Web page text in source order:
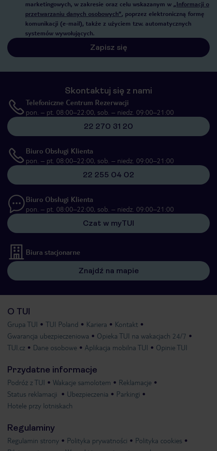
marketingowych, w zakresie oraz celu wskazanym w „Informacji o
przetwarzaniu danych osobowych”, poprzez elektroniczną formę
komunikacji (e-mail), także z użyciem tzw. automatycznych
systemów wywołujących.
Zapisz się
Skontaktuj się z nami
Telefoniczne Centrum Rezerwacji
pon. – pt. 08:00–22:00, sob. – niedz. 09:00–21:00
22 270 31 20
Biuro Obsługi Klienta
pon. – pt. 08:00–22:00, sob. – niedz. 09:00–21:00
22 255 04 02
Biuro Obsługi Klienta
pon. – pt. 08:00–22:00, sob. – niedz. 09:00–21:00
Czat w myTUI
Biura stacjonarne
Znajdź na mapie
O TUI
Grupa TUI TUI Poland Kariera
Kontakt
Gwarancja ubezpieczeniowa
Opieka TUI na wakacjach 24/7
TUI.cz
Dane osobowe Aplikacja mobilna TUI Opinie TUI
Przydatne informacje
Podróż z TUI Wakacje samolotem
Reklamacje
Status reklamacji
Ubezpieczenia
Parkingi
Hotele przy lotniskach
Regulaminy
Regulamin strony Polityka prywatności
Polityka cookies